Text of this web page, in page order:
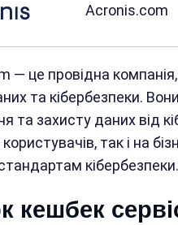
Acronis.com
— це провідна
та кібербезпеки.
та захисту даних від
так і на
кібербезпеки.
кешбек